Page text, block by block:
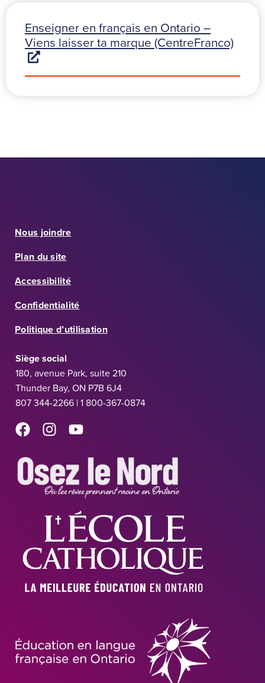
Enseigner en français en Ontario –
Viens laisser ta marque (CentreFranco)
Nous joindre
Plan du site
Accessibilité
Confidentialité
Politique d’utilisation
Siège social
180, avenue Park, suite 210
Thunder Bay, ON P7B 6J4
807 344-2266 | 1 800-367-0874